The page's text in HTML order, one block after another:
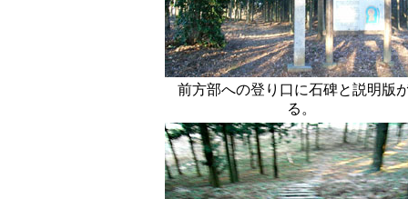
前方部への登り口に石碑と説明版
る。